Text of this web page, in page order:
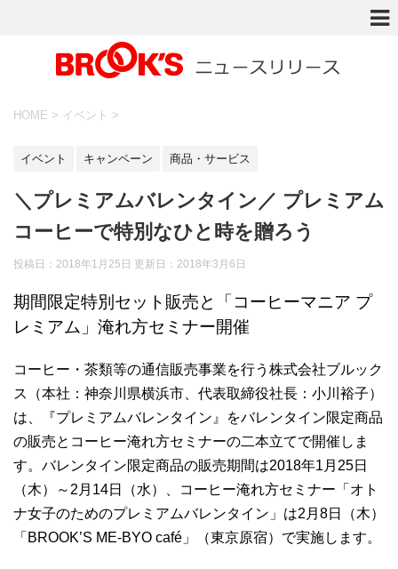
HOME > イベント >
イベント キャンペーン 商品・サービス
＼プレミアムバレンタイン／ プレミアム
コーヒーで特別なひと時を贈ろう
投稿日：2018年1月25日 更新日： 2018年3月6日
期間限定特別セット販売と「コーヒーマニア プ
レミアム」淹れ方セミナー開催
コーヒー・茶類等の通信販売事業を行う株式会社ブルック
ス（本社：神奈川県横浜市、代表取締役社長：小川裕子）
は、『プレミアムバレンタイン』をバレンタイン限定商品
の販売とコーヒー淹れ方セミナーの二本立てで開催しま
す。バレンタイン限定商品の販売期間は2018年1月25日
（木）～2月14日（水）、コーヒー淹れ方セミナー「オト
ナ女子のためのプレミアムバレンタイン」は2月8日（木）
「BROOK’S ME-BYO café」（東京原宿）で実施します。